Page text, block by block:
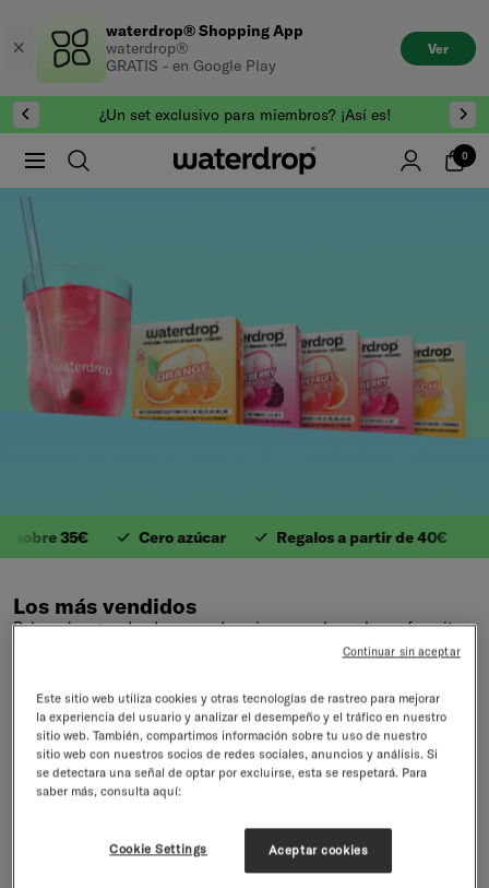
contenido
waterdrop® Shopping App
waterdrop®
GRATIS - en Google Play
Ver
¿Un set exclusivo para miembros? ¡Así es!
0
1. Valiosas
35€ Cero azúcar Regalos a partir de 40€
Los más vendidos
Bebe más agua donde y cuando quieras con los sabores favoritos
Volver a Todos los artículos 32 productos
Este sitio web utiliza cookies y otras tecnologías de rastreo para mejorar
la experiencia del usuario y analizar el desempeño y el tráfico en nuestro
sitio web. También, compartimos información sobre tu uso de nuestro
sitio web con nuestros socios de redes sociales, anuncios y análisis. Si
se detectara una señal de optar por excluirse, esta se respetará. Para
saber más, consulta aquí:
Aceptar cookies
Cookie Settings
Continuar sin aceptar